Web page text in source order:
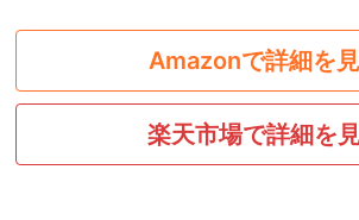
Amazonで詳細を
楽天市場で詳細を